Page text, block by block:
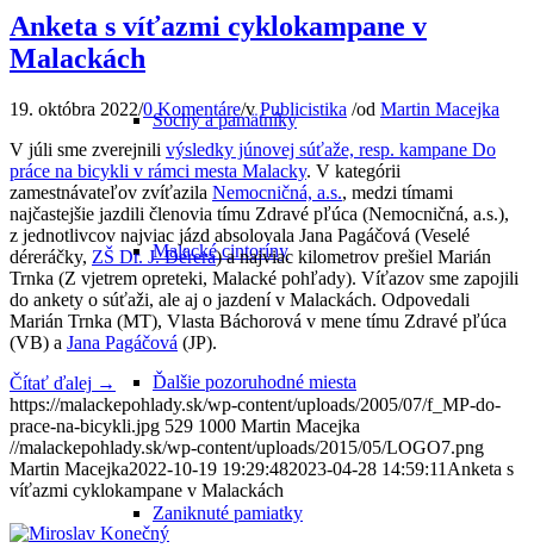
Sochy a pamätníky
Malacké cintoríny
Ďalšie pozoruhodné miesta
Zaniknuté pamiatky
Anketa s víťazmi cyklokampane v
Malackách
19. októbra 2022/0 Komentáre/vPublicistika /od Martin Macejka
V júli sme zverejnili výsledky júnovej súťaže, resp. kampane Do
práce na bicykli v rámci mesta Malacky. V kategórii
zamestnávateľov zvíťazila Nemocničná, a.s., medzi tímami
najčastejšie jazdili členovia tímu Zdravé pľúca (Nemocničná, a.s.),
z jednotlivcov najviac jázd absolovala Jana Pagáčová (Veselé
déreráčky, ZŠ Dr. J. Dérera) a najviac kilometrov prešiel Marián
Trnka (Z vjetrem opreteki, Malacké pohľady). Víťazov sme zapojili
do ankety o súťaži, ale aj o jazdení v Malackách. Odpovedali
Marián Trnka (MT), Vlasta Báchorová v mene tímu Zdravé pľúca
(VB) a Jana Pagáčová (JP).
Čítať ďalej →
https://malackepohlady.sk/wp-content/uploads/2005/07/f_MP-do-
prace-na-bicykli.jpg 529 1000 Martin Macejka
//malackepohlady.sk/wp-content/uploads/2015/05/LOGO7.png
Martin Macejka2022-10-19 19:29:482023-04-28 14:59:11 Anketa s
víťazmi cyklokampane v Malackách